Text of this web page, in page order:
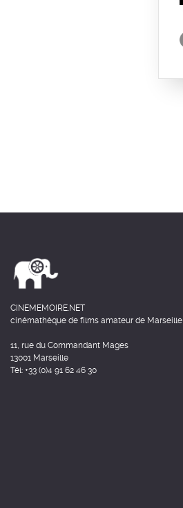
CINEMEMOIRE.NET
cinémathèque de films amateur de Marseille
11, rue du Commandant Mages
13001 Marseille
Tél: +33 (0)4 91 62 46 30